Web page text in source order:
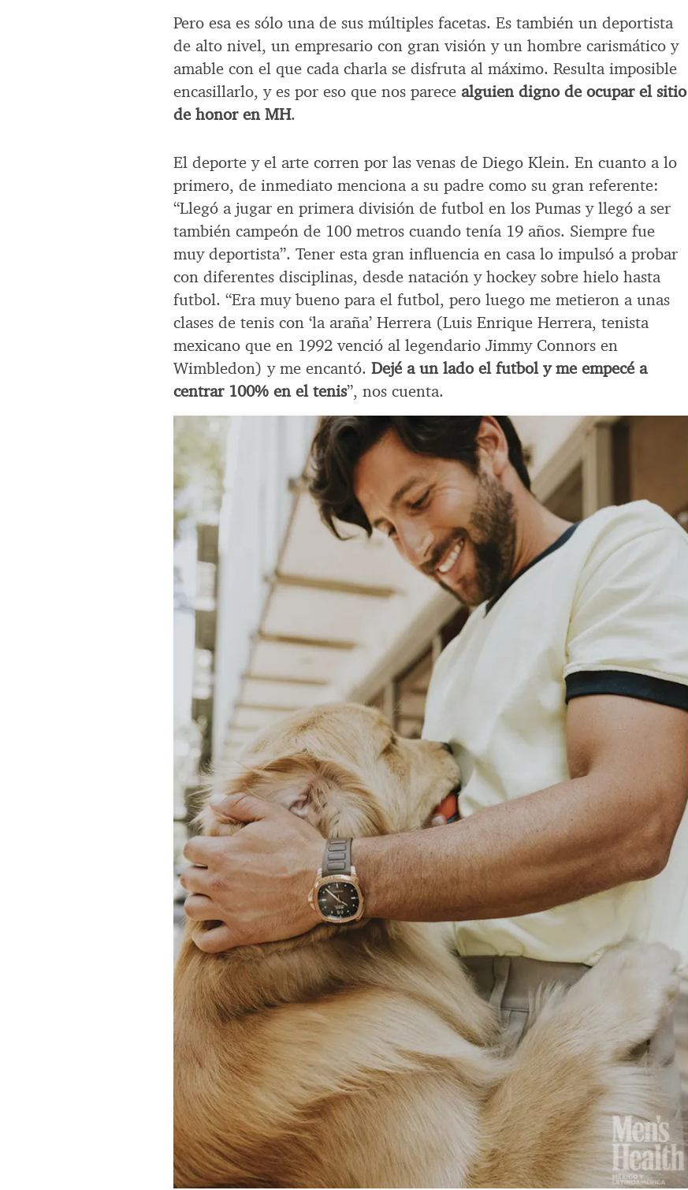
Pero esa es sólo una de sus múltiples facetas. Es también un deportista
de alto nivel, un empresario con gran visión y un hombre carismático y
amable con el que cada charla se disfruta al máximo. Resulta imposible
encasillarlo, y es por eso que nos parece alguien digno de ocupar el sitio
de honor en MH.
El deporte y el arte corren por las venas de Diego Klein. En cuanto a lo
primero, de inmediato menciona a su padre como su gran referente:
“Llegó a jugar en primera división de futbol en los Pumas y llegó a ser
también campeón de 100 metros cuando tenía 19 años. Siempre fue
muy deportista”. Tener esta gran influencia en casa lo impulsó a probar
con diferentes disciplinas, desde natación y hockey sobre hielo hasta
futbol. “Era muy bueno para el futbol, pero luego me metieron a unas
clases de tenis con ‘la araña’ Herrera (Luis Enrique Herrera, tenista
mexicano que en 1992 venció al legendario Jimmy Connors en
Wimbledon) y me encantó.Dejé a un lado el futbol y me empecé a
centrar 100% en el tenis”, nos cuenta.